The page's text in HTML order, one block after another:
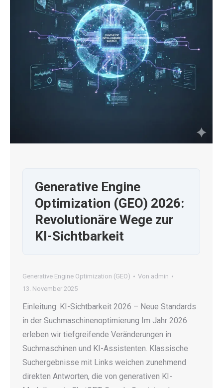
Generative Engine
Optimization (GEO) 2026:
Revolutionäre Wege zur
KI-Sichtbarkeit
Generative Engine Optimization (GEO) Von admin
13. November 2025
Einleitung: KI-Sichtbarkeit 2026 – Neue Standards
in der Suchmaschinenoptimierung Im Jahr 2026
erleben wir tiefgreifende Veränderungen in
Suchmaschinen und KI-Assistenten. Klassische
Suchergebnisse mit Links weichen zunehmend
direkten Antworten, die von generativen KI-